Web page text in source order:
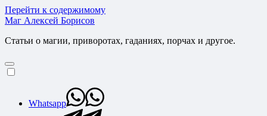
Перейти к содержимому
Маг Алексей Борисов
Статьи о магии, приворотах, гаданиях, порчах и другое.
Whatsapp